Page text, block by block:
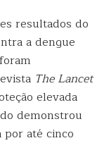
resultados do
a dengue
The Lancet
elevada
demonstrou
por até cinco